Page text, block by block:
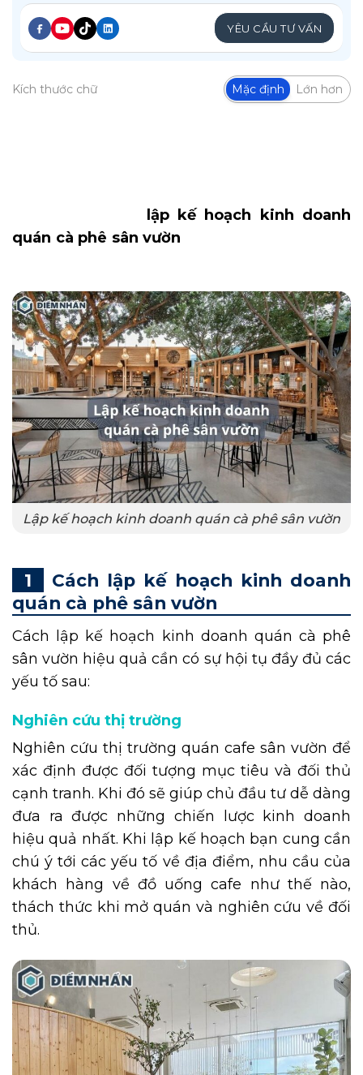
YÊU CẦU TƯ VẤN
Kích thước chữ Mặc định Lớn hơn
lập kế hoạch kinh doanh
quán cà phê sân vườn
Lập kế hoạch kinh doanh quán cà phê sân vườn
Cách lập kế hoạch kinh doanh
quán cà phê sân vườn
Cách lập kế hoạch kinh doanh quán cà phê
sân vườn hiệu quả cần có sự hội tụ đầy đủ các
yếu tố sau:
Nghiên cứu thị trường
Nghiên cứu thị trường quán cafe sân vườn để
xác định được đối tượng mục tiêu và đối thủ
cạnh tranh. Khi đó sẽ giúp chủ đầu tư dễ dàng
đưa ra được những chiến lược kinh doanh
hiệu quả nhất. Khi lập kế hoạch bạn cung cần
chú ý tới các yếu tố về địa điểm, nhu cầu của
khách hàng về đồ uống cafe như thế nào,
thách thức khi mở quán và nghiên cứu về đối
thủ.